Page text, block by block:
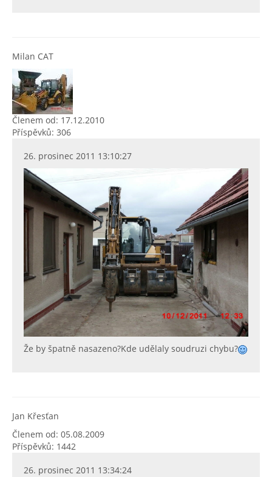
Milan CAT
Členem od: 17.12.2010
Příspěvků: 306
26. prosinec 2011 13:10:27
Že by špatně nasazeno?Kde udělaly soudruzi chybu?
Jan Křesťan
Členem od: 05.08.2009
Příspěvků: 1442
26. prosinec 2011 13:34:24